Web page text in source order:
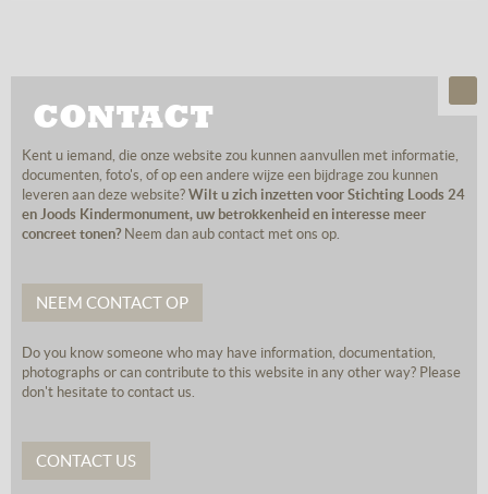
CONTACT
Kent u iemand, die onze website zou kunnen aanvullen met informatie,
documenten, foto's, of op een andere wijze een bijdrage zou kunnen
leveren aan deze website? Wilt u zich inzetten voor Stichting Loods 24
en Joods Kindermonument, uw betrokkenheid en interesse meer
concreet tonen? Neem dan aub contact met ons op.
NEEM CONTACT OP
Do you know someone who may have information, documentation,
photographs or can contribute to this website in any other way? Please
don't hesitate to contact us.
CONTACT US